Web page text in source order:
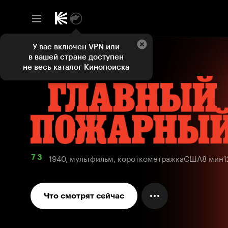
7 3 1940, мультфильм, короткометражкаСША8 мин
Что смотрят сейчас
У вас включен VPN или
в вашей стране доступен
не весь каталог Кинопоиска